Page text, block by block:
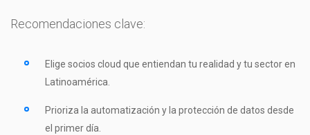
Recomendaciones clave:
Elige socios cloud que entiendan tu realidad y tu sector en
Latinoamérica.
Prioriza la automatización y la protección de datos desde
el primer día.